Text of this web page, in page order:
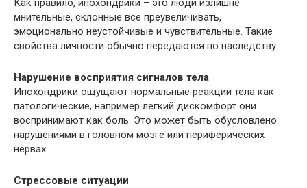
Как правило, ипохондрики – это люди излишне
мнительные, склонные все преувеличивать,
эмоционально неустойчивые и чувствительные. Такие
свойства личности обычно передаются по наследству.
Нарушение восприятия сигналов тела
Ипохондрики ощущают нормальные реакции тела как
патологические, например легкий дискомфорт они
воспринимают как боль. Это может быть обусловлено
нарушениями в головном мозге или периферических
нервах.
Стрессовые ситуации